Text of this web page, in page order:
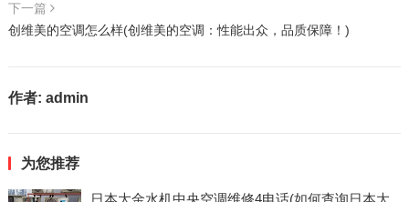
下一篇
创维美的空调怎么样(创维美的空调：性能出众，品质保障！)
作者: admin
为您推荐
日本大金水机中央空调维修4电话(如何查询日本大